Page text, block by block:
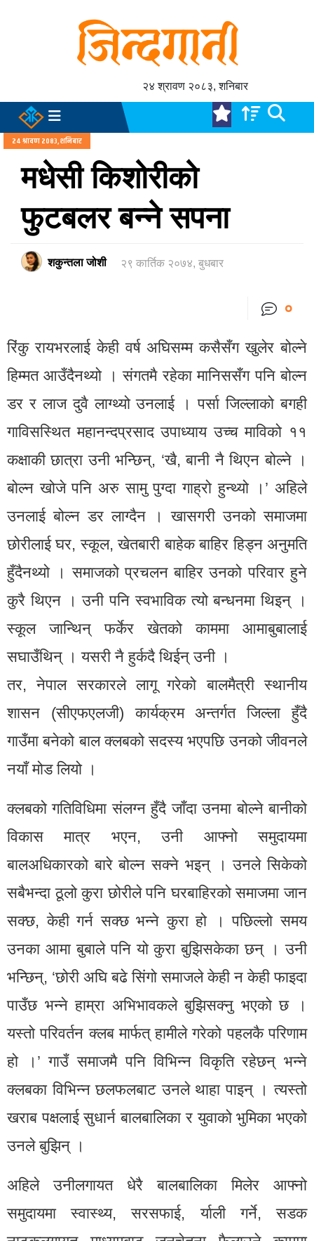
२४ श्रावण २०८३, शनिबार
२४ श्रावण २०८३, शनिबार
मधेसी किशोरीको
फुटबलर बन्ने सपना
शकुन्तला जोशी २९ कार्तिक २०७४, बुधबार
०
रिंकु रायभरलाई केही वर्ष अघिसम्म कसैसँग खुलेर बोल्ने
हिम्मत आउँदैनथ्यो । संगतमै रहेका मानिससँग पनि बोल्न
डर र लाज दुवै लाग्थ्यो उनलाई । पर्सा जिल्लाको बगही
गाविसस्थित महानन्दप्रसाद उपाध्याय उच्च माविको ११
कक्षाकी छात्रा उनी भन्छिन्, ‘खै, बानी नै थिएन बोल्ने ।
बोल्न खोजे पनि अरु सामु पुग्दा गाह्रो हुन्थ्यो ।’ अहिले
उनलाई बोल्न डर लाग्दैन । खासगरी उनको समाजमा
छोरीलाई घर, स्कूल, खेतबारी बाहेक बाहिर हिड्न अनुमति
हुँदैनथ्यो । समाजको प्रचलन बाहिर उनको परिवार हुने
कुरै थिएन । उनी पनि स्वभाविक त्यो बन्धनमा थिइन् ।
स्कूल जान्थिन् फर्केर खेतको काममा आमाबुबालाई
सघाउँथिन् । यसरी नै हुर्कदै थिईन् उनी ।
तर, नेपाल सरकारले लागू गरेको बालमैत्री स्थानीय
शासन (सीएफएलजी) कार्यक्रम अन्तर्गत जिल्ला हुँदै
गाउँमा बनेको बाल क्लबको सदस्य भएपछि उनको जीवनले
नयाँ मोड लियो ।
क्लबको गतिविधिमा संलग्न हुँदै जाँदा उनमा बोल्ने बानीको
विकास मात्र भएन, उनी आफ्नो समुदायमा
बालअधिकारको बारे बोल्न सक्ने भइन् । उनले सिकेको
सबैभन्दा ठूलो कुरा छोरीले पनि घरबाहिरको समाजमा जान
सक्छ, केही गर्न सक्छ भन्ने कुरा हो । पछिल्लो समय
उनका आमा बुबाले पनि यो कुरा बुझिसकेका छन् । उनी
भन्छिन्, ‘छोरी अघि बढे सिंगो समाजले केही न केही फाइदा
पाउँछ भन्ने हाम्रा अभिभावकले बुझिसक्नु भएको छ ।
यस्तो परिवर्तन क्लब मार्फत् हामीले गरेको पहलकै परिणाम
हो ।’ गाउँ समाजमै पनि विभिन्न विकृति रहेछन् भन्ने
क्लबका विभिन्न छलफलबाट उनले थाहा पाइन् । त्यस्तो
खराब पक्षलाई सुधार्न बालबालिका र युवाको भुमिका भएको
उनले बुझिन् ।
अहिले उनीलगायत धेरै बालबालिका मिलेर आफ्नो
समुदायमा स्वास्थ्य, सरसफाई, र्याली गर्ने, सडक